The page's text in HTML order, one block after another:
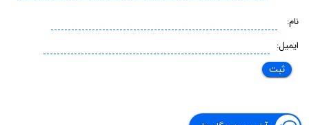
نام:
ایمیل: